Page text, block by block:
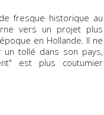
fresque historique au
vers un projet plus
en Hollande. Il ne
tollé dans son pays,
est plus coutumier